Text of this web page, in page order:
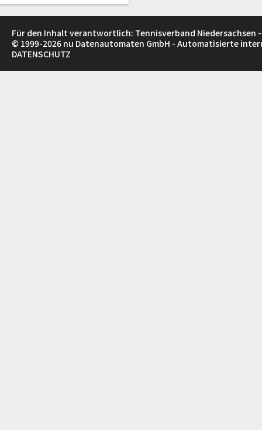
Für den Inhalt verantwortlich: Tennisverband Niedersachsen -
© 1999-2026 nu Datenautomaten GmbH - Automatisierte
DATENSCHUTZ